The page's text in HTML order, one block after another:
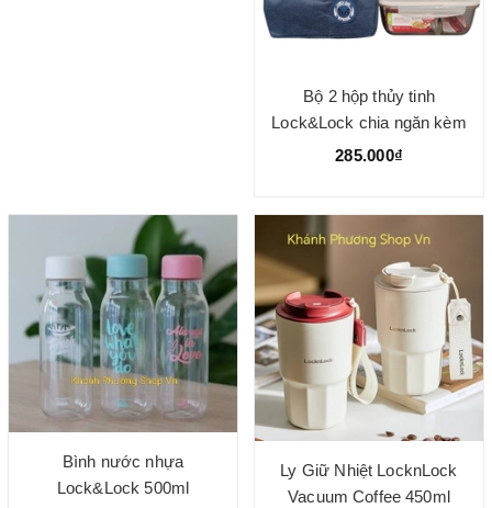
Bộ 2 hộp thủy tinh
Lock&Lock chia ngăn kèm
285.000₫
Bình nước nhựa
Lock&Lock 500ml
Ly Giữ Nhiệt LocknLock
Vacuum Coffee 450ml